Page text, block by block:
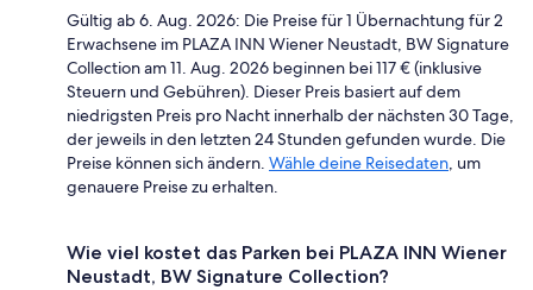
Gültig ab 6. Aug. 2026: Die Preise für 1 Übernachtung für 2
Erwachsene im PLAZA INN Wiener Neustadt, BW Signature
Collection am 11. Aug. 2026 beginnen bei 117 € (inklusive
Steuern und Gebühren). Dieser Preis basiert auf dem
niedrigsten Preis pro Nacht innerhalb der nächsten 30 Tage,
der jeweils in den letzten 24 Stunden gefunden wurde. Die
Preise können sich ändern. Wähle deine Reisedaten, um
genauere Preise zu erhalten.
Wie viel kostet das Parken bei PLAZA INN Wiener
Neustadt, BW Signature Collection?